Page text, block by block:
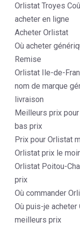
Orlistat Troyes
acheter en ligne
Acheter Orlistat
Où acheter
Remise
Orlistat Ile-de-
nom de marque
livraison
Meilleurs prix
bas prix
Prix pour Orlistat
Orlistat prix le
Orlistat Poitou-
prix
Où commander
Où puis-je
meilleurs prix